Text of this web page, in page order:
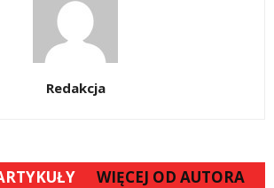
Redakcja
WIĘCEJ OD AUTORA